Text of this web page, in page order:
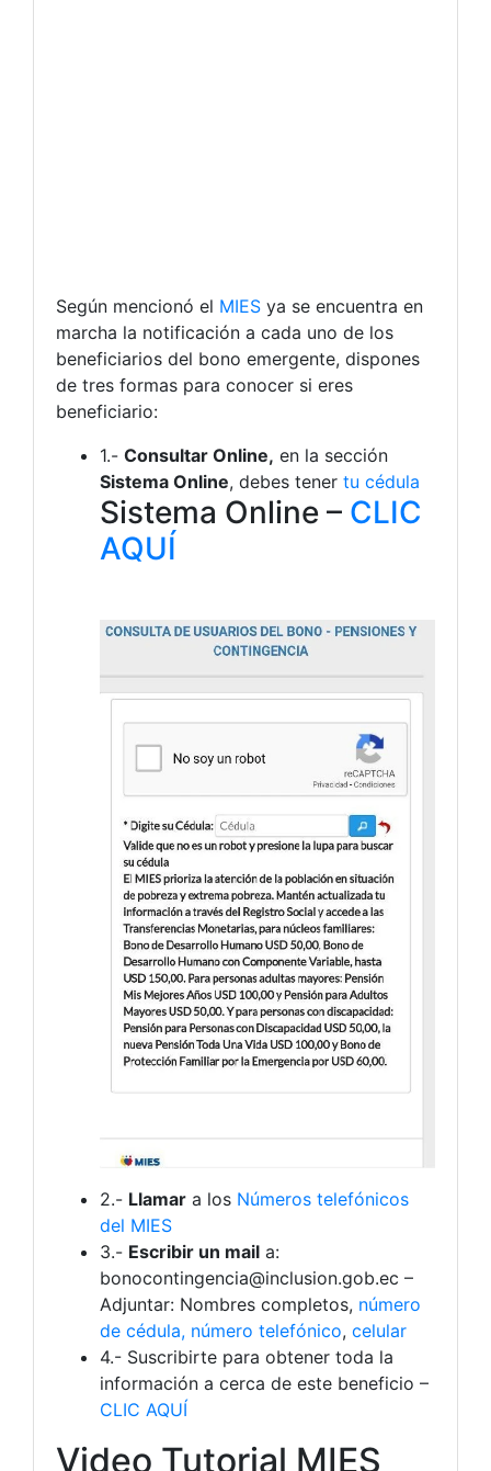
Según mencionó el MIES ya se encuentra en
marcha la notificación a cada uno de los
beneficiarios del bono emergente, dispones
de tres formas para conocer si eres
beneficiario:
1.- Consultar Online, en la sección
Sistema Online, debes tener tu cédula
Sistema Online – CLIC
AQUÍ
2.- Llamar a los Números telefónicos
del MIES
3.- Escribir un mail a:
bonocontingencia@inclusion.gob.ec –
Adjuntar: Nombres completos, número
de cédula, número telefónico, celular
4.- Suscribirte para obtener toda la
información a cerca de este beneficio –
CLIC AQUÍ
Video Tutorial MIES